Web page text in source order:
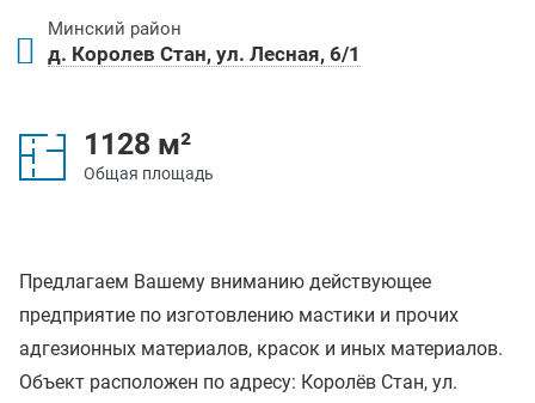
Минский район
д. Королев Стан, ул. Лесная, 6/1
1128 м²
Общая площадь
Предлагаем Вашему вниманию действующее
предприятие по изготовлению мастики и прочих
адгезионных материалов, красок и иных материалов.
Объект расположен по адресу: Королёв Стан, ул.